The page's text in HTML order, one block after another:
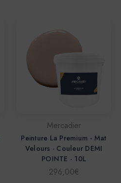
Mercadier
Peinture La Premium - Mat
Velours - Couleur DEMI
POINTE - 10L
296,00€